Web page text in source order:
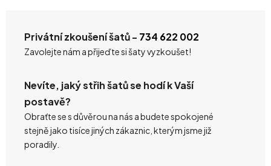
Privátní zkoušení šatů - 734 622 002
Zavolejte nám a přijeďte si šaty vyzkoušet!
Nevíte, jaký střih šatů se hodí k Vaší
postavě?
Obraťte se s důvěrou na nás a budete spokojené
stejně jako tisíce jiných zákaznic, kterým jsme již
poradily.